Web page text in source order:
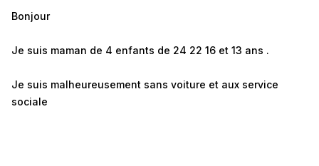
Bonjour
Je suis maman de 4 enfants de 24 22 16 et 13 ans .
Je suis malheureusement sans voiture et aux service
sociale